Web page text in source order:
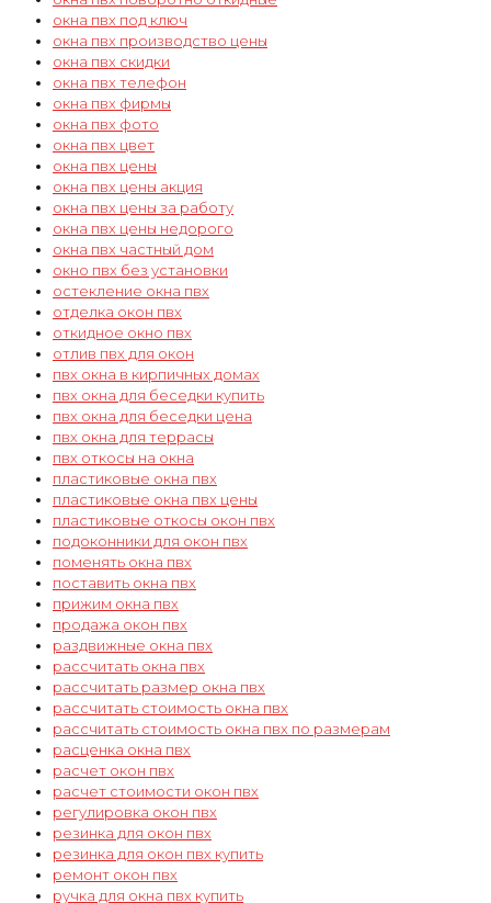
окна пвх под ключ
окна пвх производство цены
окна пвх скидки
окна пвх телефон
окна пвх фирмы
окна пвх фото
окна пвх цвет
окна пвх цены
окна пвх цены акция
окна пвх цены за работу
окна пвх цены недорого
окна пвх частный дом
окно пвх без установки
остекление окна пвх
отделка окон пвх
откидное окно пвх
отлив пвх для окон
пвх окна в кирпичных домах
пвх окна для беседки купить
пвх окна для беседки цена
пвх окна для террасы
пвх откосы на окна
пластиковые окна пвх
пластиковые окна пвх цены
пластиковые откосы окон пвх
подоконники для окон пвх
поменять окна пвх
поставить окна пвх
прижим окна пвх
продажа окон пвх
раздвижные окна пвх
рассчитать окна пвх
рассчитать размер окна пвх
рассчитать стоимость окна пвх
рассчитать стоимость окна пвх по размерам
расценка окна пвх
расчет окон пвх
расчет стоимости окон пвх
регулировка окон пвх
резинка для окон пвх
резинка для окон пвх купить
ремонт окон пвх
ручка для окна пвх купить